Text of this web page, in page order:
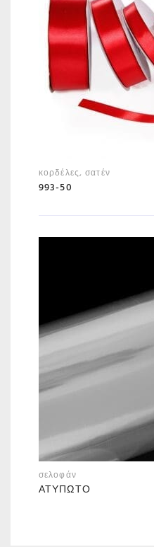
κορδέλες,σατέν
993-50
σελοφάν
ΑΤΎΠΩΤΟ